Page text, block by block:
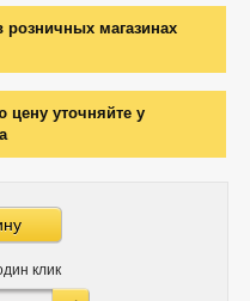
розничных магазинах
цену уточняйте у
клик